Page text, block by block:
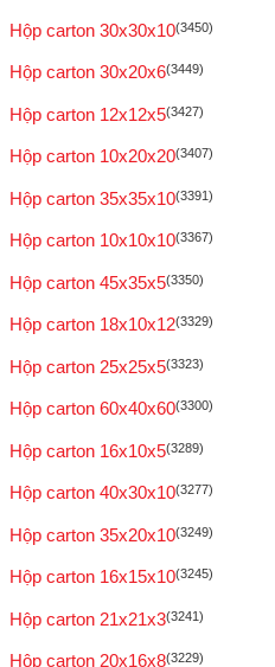
Hộp carton 30x30x10(3450)
Hộp carton 30x20x6(3449)
Hộp carton 12x12x5(3427)
Hộp carton 10x20x20(3407)
Hộp carton 35x35x10(3391)
Hộp carton 10x10x10(3367)
Hộp carton 45x35x5(3350)
Hộp carton 18x10x12(3329)
Hộp carton 25x25x5(3323)
Hộp carton 60x40x60(3300)
Hộp carton 16x10x5(3289)
Hộp carton 40x30x10(3277)
Hộp carton 35x20x10(3249)
Hộp carton 16x15x10(3245)
Hộp carton 21x21x3(3241)
Hộp carton 20x16x8(3229)